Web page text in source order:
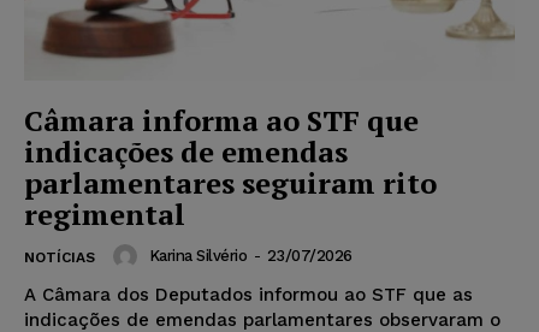
Câmara informa ao STF que
indicações de emendas
parlamentares seguiram rito
regimental
NOTÍCIAS Karina Silvério - 23/07/2026
A Câmara dos Deputados informou ao STF que as
indicações de emendas parlamentares observaram o